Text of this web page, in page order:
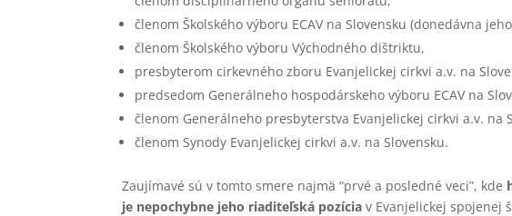
členom Školského výboru ECAV na Slovensku (donedávna
členom Školského výboru Východného dištriktu,
presbyterom cirkevného zboru Evanjelickej cirkvi a.v. na
predsedom Generálneho hospodárskeho výboru ECAV na
členom Generálneho presbyterstva Evanjelickej cirkvi a.v. na
členom Synody Evanjelickej cirkvi a.v. na Slovensku.
Zaujímavé sú v tomto smere najmä “prvé a posledné veci”, kde
je nepochybne jeho riaditeľská pozícia v Evanjelickej spojenej